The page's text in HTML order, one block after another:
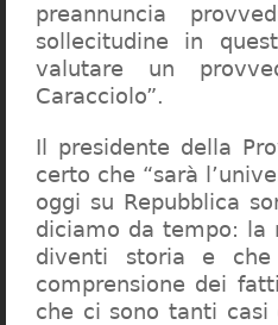
preannuncia
sollecitudine in
valutare un
Caracciolo”.
Il presidente della
certo che “sarà
oggi su Repubblica
diciamo da tempo: la
diventi storia e
comprensione dei
che ci sono tanti casi